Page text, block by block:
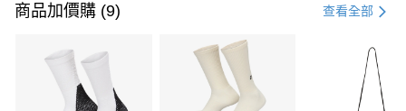
信用卡一次付款
3 期 0 利率 每期 21家銀行
合作金庫商業銀行
第一商業銀行
商品加價購 (9) 查看全部